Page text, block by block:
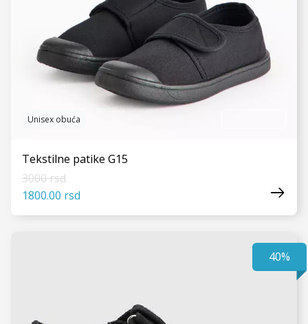
Unisex obuća
Tekstilne patike G15
3000 rsd
1800.00 rsd
40%